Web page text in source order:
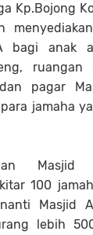
Kp.Bojong
bagi anak
ruangan
pagar
jamaha
Masjid
100
Masjid
lebih